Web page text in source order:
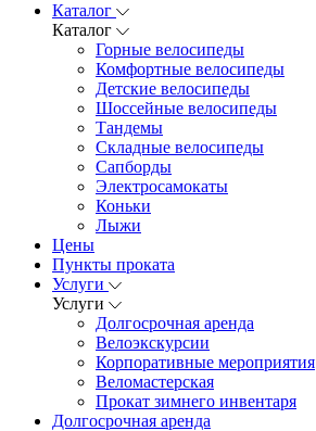
Каталог
Каталог
Горные велосипеды
Комфортные велосипеды
Детские велосипеды
Шоссейные велосипеды
Тандемы
Складные велосипеды
Сапборды
Электросамокаты
Коньки
Лыжи
Цены
Пункты проката
Услуги
Услуги
Долгосрочная аренда
Велоэкскурсии
Корпоративные мероприятия
Веломастерская
Прокат зимнего инвентаря
Долгосрочная аренда